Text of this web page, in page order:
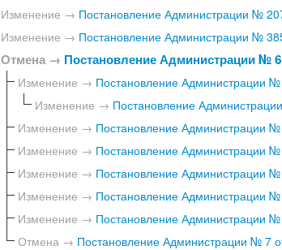
Изменение → Постановление Администрации №
Изменение → Постановление Администрации №
Отмена → Постановление Администрации №
Изменение → Постановление Администрации
Изменение → Постановление
Изменение → Постановление Администрации №
Изменение → Постановление Администрации
Изменение → Постановление Администрации
Изменение → Постановление Администрации №
Изменение → Постановление Администрации
Отмена → Постановление Администрации № 7